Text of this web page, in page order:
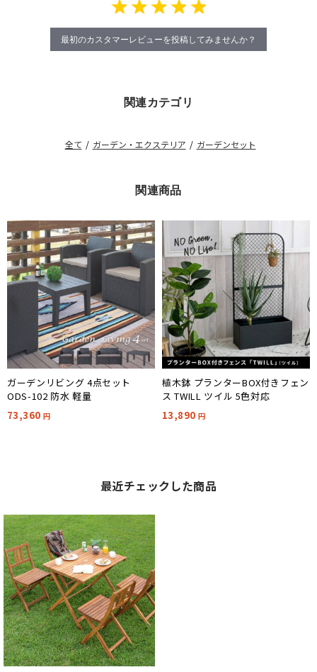
最初のカスタマーレビューを投稿してみませんか？
関連カテゴリ
全て / ガーデン・エクステリア / ガーデンセット
関連商品
ガーデンリビング 4点セット
ODS-102 防水 軽量
73,360 円
植木鉢 プランターBOX付きフェン
ス TWILL ツイル 5色対応
13,890 円
最近チェックした商品